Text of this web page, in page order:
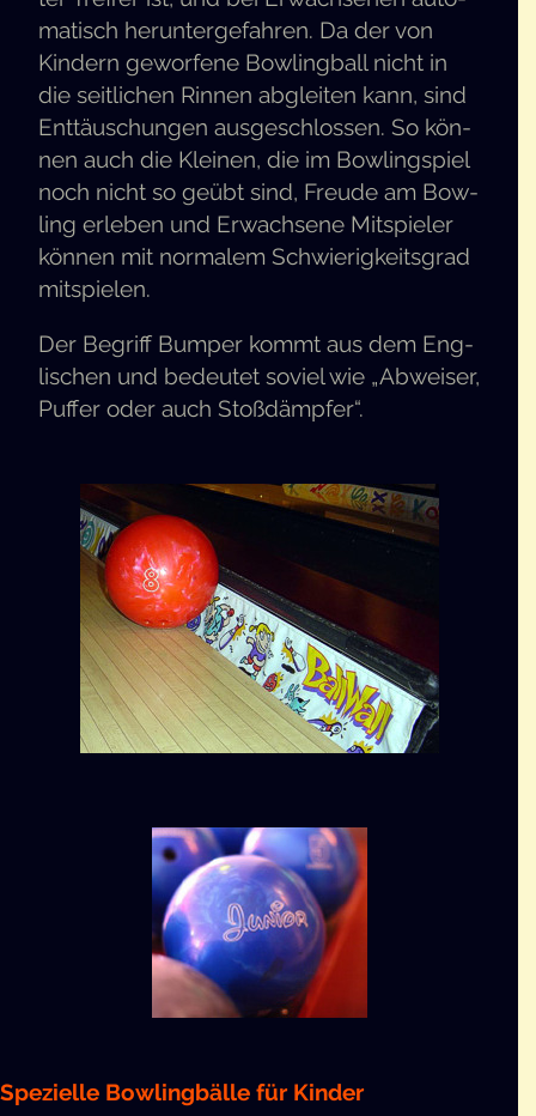
ma­tisch her­un­ter­ge­fah­ren. Da der von
Kin­dern gewor­fe­ne Bow­ling­ball nicht in
die seit­li­chen Rin­nen abglei­ten kann, sind
Ent­täu­schun­gen aus­ge­schlos­sen. So kön­
nen auch die Klei­nen, die im Bow­ling­spiel
noch nicht so geübt sind, Freu­de am Bow­
ling erle­ben und Erwach­se­ne Mit­spie­ler
kön­nen mit nor­ma­lem Schwie­rig­keits­grad
mitspielen.
Der Begriff Bum­per kommt aus dem Eng­
li­schen und bedeu­tet soviel wie „Abwei­ser,
Puf­fer oder auch Stoßdämpfer“.
Spe­zi­el­le Bow­ling­bäl­le für Kinder